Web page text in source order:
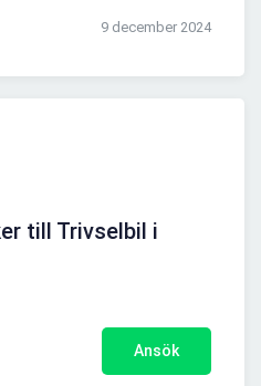
9 december 2024
till Trivselbil i
Ansök